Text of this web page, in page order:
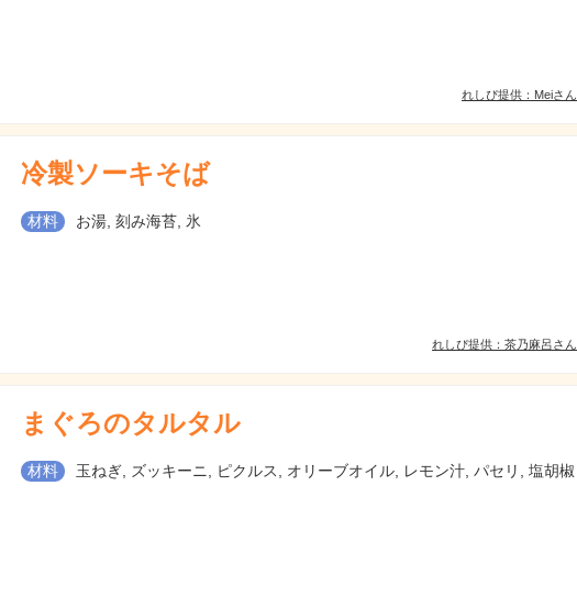
れしぴ提供：Meiさん
冷製ソーキそば
材料 お湯, 刻み海苔, 氷
れしぴ提供：茶乃麻呂さん
まぐろのタルタル
材料 玉ねぎ, ズッキーニ, ピクルス, オリーブオイル, レモン汁, パセリ, 塩胡椒